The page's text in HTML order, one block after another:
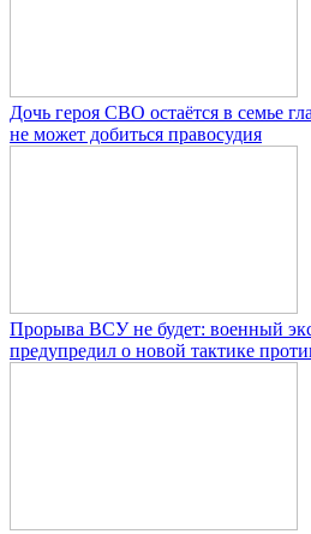
Дочь героя СВО остаётся в семье
не может добиться правосудия
Прорыва ВСУ не будет: военный
предупредил о новой тактике